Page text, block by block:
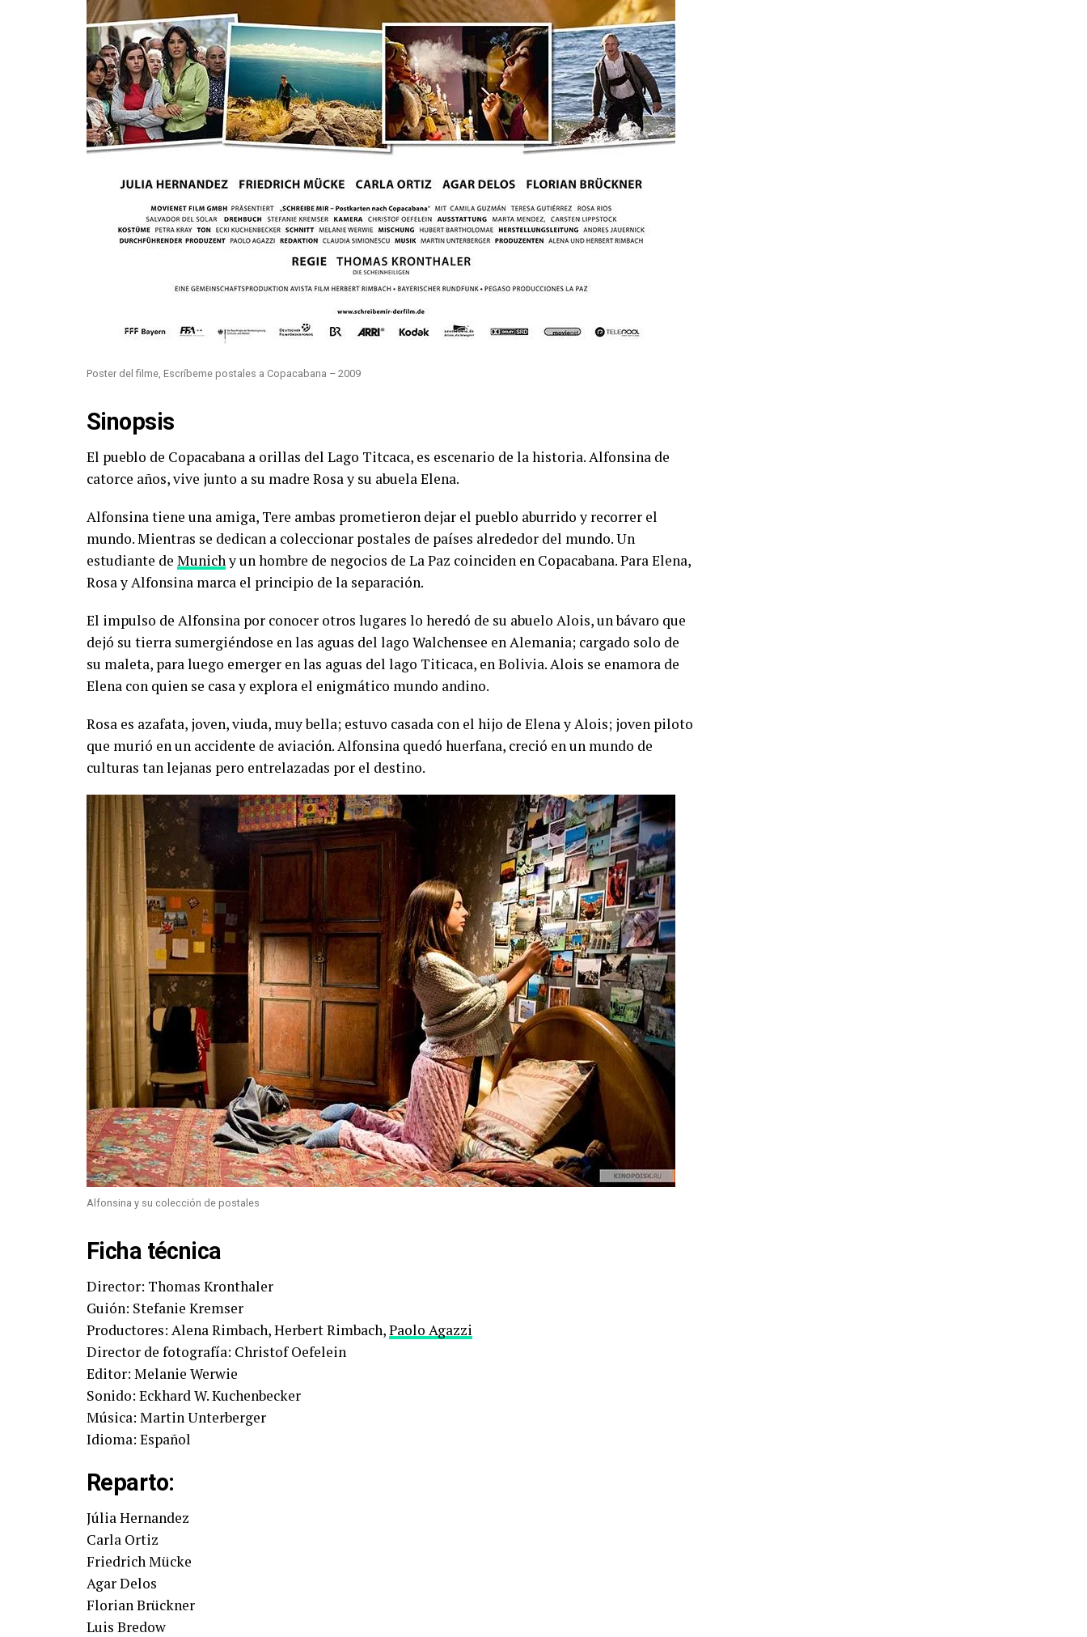
Poster del filme, Escríbeme postales a Copacabana – 2009
Sinopsis
El pueblo de Copacabana a orillas del Lago Titcaca, es escenario de la historia. Alfonsina de
catorce años, vive junto a su madre Rosa y su abuela Elena.
Alfonsina tiene una amiga, Tere ambas prometieron dejar el pueblo aburrido y recorrer el
mundo. Mientras se dedican a coleccionar postales de países alrededor del mundo. Un
estudiante de Munichy un hombre de negocios de La Paz coinciden en Copacabana. Para Elena,
Rosa y Alfonsina marca el principio de la separación.
El impulso de Alfonsina por conocer otros lugares lo heredó de su abuelo Alois, un bávaro que
dejó su tierra sumergiéndose en las aguas del lago Walchensee en Alemania; cargado solo de
su maleta, para luego emerger en las aguas del lago Titicaca, en Bolivia. Alois se enamora de
Elena con quien se casa y explora el enigmático mundo andino.
Rosa es azafata, joven, viuda, muy bella; estuvo casada con el hijo de Elena y Alois; joven piloto
que murió en un accidente de aviación. Alfonsina quedó huerfana, creció en un mundo de
culturas tan lejanas pero entrelazadas por el destino.
Alfonsina y su colección de postales
Ficha técnica
Director: Thomas Kronthaler
Guión: Stefanie Kremser
Productores: Alena Rimbach, Herbert Rimbach,Paolo Agazzi
Director de fotografía: Christof Oefelein
Editor: Melanie Werwie
Sonido: Eckhard W. Kuchenbecker
Música: Martin Unterberger
Idioma: Español
Reparto:
Júlia Hernandez
Carla Ortiz
Friedrich Mücke
Agar Delos
Florian Brückner
Luis Bredow